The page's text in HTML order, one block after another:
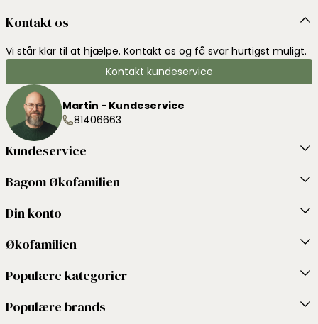
Kontakt os
Vi står klar til at hjælpe. Kontakt os og få svar hurtigst muligt.
Kontakt kundeservice
Martin - Kundeservice
81406663
Kundeservice
Bagom Økofamilien
Din konto
Økofamilien
Populære kategorier
Populære brands